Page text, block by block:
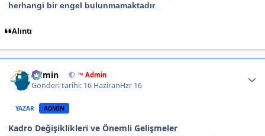
herhangi bir engel bulunmamaktadır.
Alıntı
Admin ™ Admin
Gönderi tarihi: 16 HaziranHzr 16
YAZAR ADMIN
Kadro Değişiklikleri ve Önemli Gelişmeler